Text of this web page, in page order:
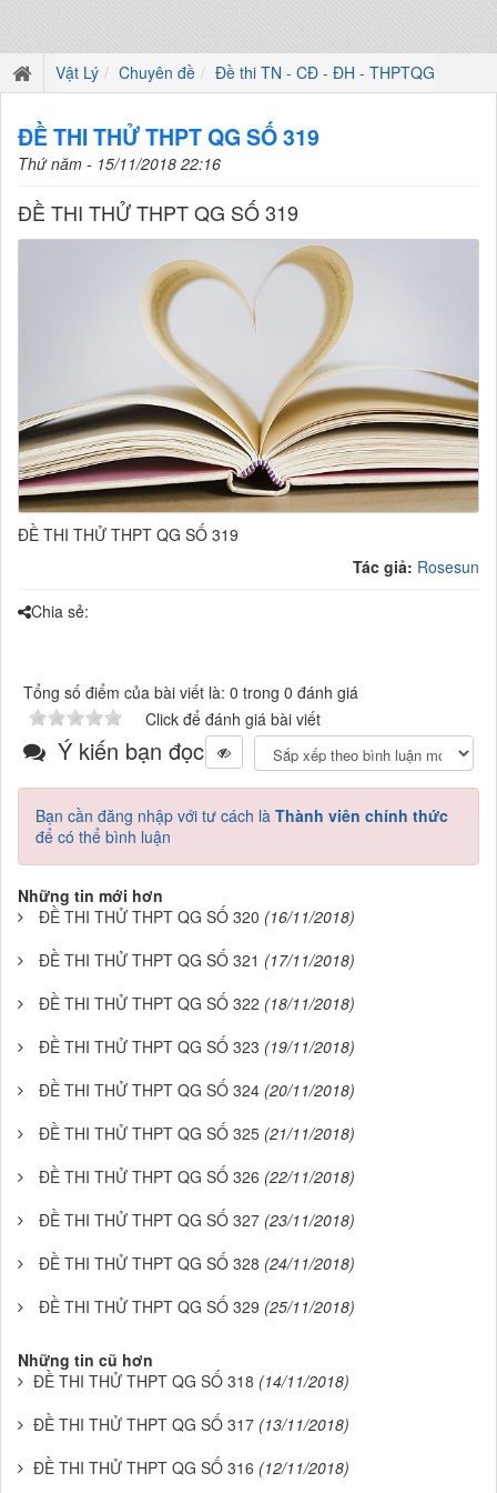
Vật Lý Chuyên đề Đề thi TN - CĐ - ĐH - THPTQG
ĐỀ THI THỬ THPT QG SỐ 319
Thứ năm - 15/11/2018 22:16
ĐỀ THI THỬ THPT QG SỐ 319
ĐỀ THI THỬ THPT QG SỐ 319
Tác giả: Rosesun
Chia sẻ:
Tổng số điểm của bài viết là: 0 trong 0 đánh giá
Click để đánh giá bài viết
Ý kiến bạn đọc
Bạn cần đăng nhập với tư cách là Thành viên chính thức
để có thể bình luận
Những tin mới hơn
ĐỀ THI THỬ THPT QG SỐ 320 (16/11/2018)
ĐỀ THI THỬ THPT QG SỐ 321 (17/11/2018)
ĐỀ THI THỬ THPT QG SỐ 322 (18/11/2018)
ĐỀ THI THỬ THPT QG SỐ 323 (19/11/2018)
ĐỀ THI THỬ THPT QG SỐ 324 (20/11/2018)
ĐỀ THI THỬ THPT QG SỐ 325 (21/11/2018)
ĐỀ THI THỬ THPT QG SỐ 326 (22/11/2018)
ĐỀ THI THỬ THPT QG SỐ 327 (23/11/2018)
ĐỀ THI THỬ THPT QG SỐ 328 (24/11/2018)
ĐỀ THI THỬ THPT QG SỐ 329 (25/11/2018)
Những tin cũ hơn
ĐỀ THI THỬ THPT QG SỐ 318 (14/11/2018)
ĐỀ THI THỬ THPT QG SỐ 317 (13/11/2018)
ĐỀ THI THỬ THPT QG SỐ 316 (12/11/2018)